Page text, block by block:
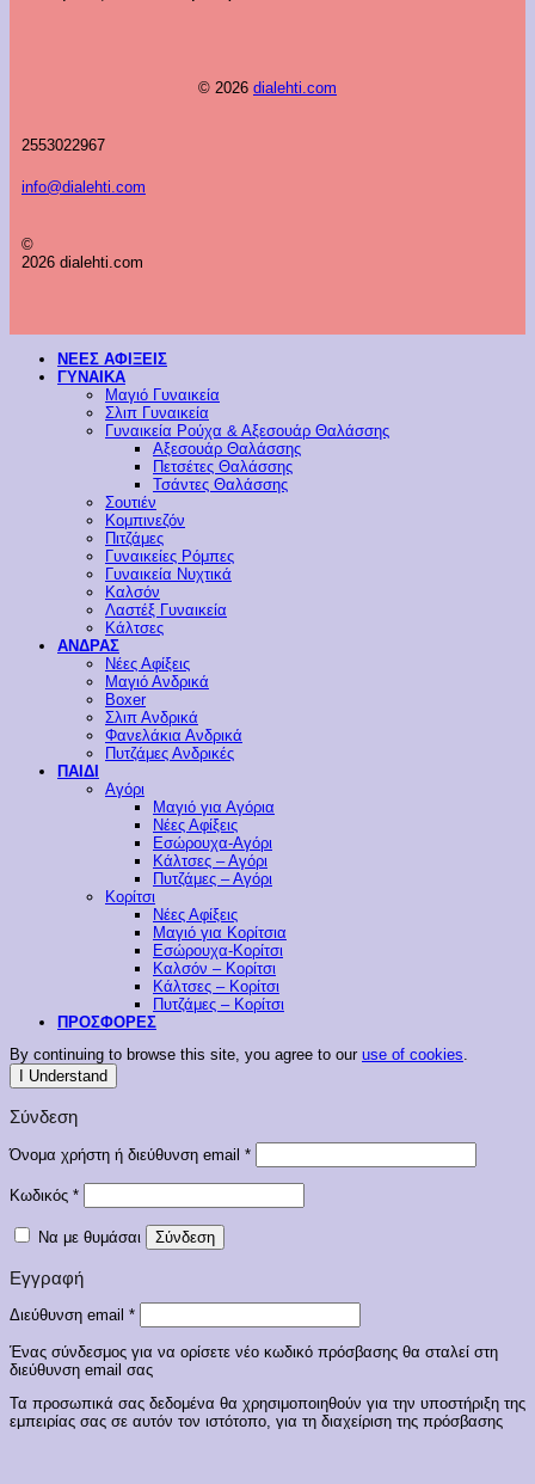
© 2026 dialehti.com
2553022967
info@dialehti.com
©
2026 dialehti.com
ΝΕΕΣ ΑΦΙΞΕΙΣ
ΓΥΝΑΙΚΑ
Μαγιό Γυναικεία
Σλιπ Γυναικεία
Γυναικεία Ρούχα & Αξεσουάρ Θαλάσσης
Αξεσουάρ Θαλάσσης
Πετσέτες Θαλάσσης
Τσάντες Θαλάσσης
Σουτιέν
Κομπινεζόν
Πιτζάμες
Γυναικείες Ρόμπες
Γυναικεία Νυχτικά
Καλσόν
Λαστέξ Γυναικεία
Κάλτσες
ΑΝΔΡΑΣ
Νέες Αφίξεις
Μαγιό Ανδρικά
Boxer
Σλιπ Ανδρικά
Φανελάκια Ανδρικά
Πυτζάμες Ανδρικές
ΠΑΙΔΙ
Αγόρι
Μαγιό για Αγόρια
Νέες Αφίξεις
Εσώρουχα-Αγόρι
Κάλτσες – Αγόρι
Πυτζάμες – Αγόρι
Κορίτσι
Νέες Αφίξεις
Μαγιό για Κορίτσια
Εσώρουχα-Κορίτσι
Καλσόν – Κορίτσι
Κάλτσες – Κορίτσι
Πυτζάμες – Κορίτσι
ΠΡΟΣΦΟΡΕΣ
By continuing to browse this site, you agree to our use of cookies.
I Understand
Σύνδεση
Όνομα χρήστη ή διεύθυνση email *Απαιτείται
Κωδικός *Απαιτείται
Να με θυμάσαι Σύνδεση
Εγγραφή
Διεύθυνση email *Απαιτείται
Ένας σύνδεσμος για να ορίσετε νέο κωδικό πρόσβασης θα σταλεί στη
διεύθυνση email σας
Τα προσωπικά σας δεδομένα θα χρησιμοποιηθούν για την υποστήριξη της
εμπειρίας σας σε αυτόν τον ιστότοπο, για τη διαχείριση της πρόσβασης